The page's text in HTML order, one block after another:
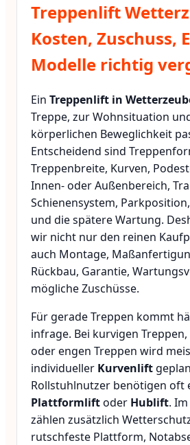
Treppenlift
Kosten, Zuschuss,
Modelle richtig
Ein Treppenlift in
Treppe, zur Wohnsituation
körperlichen Beweglichkeit
Entscheidend sind
Treppenbreite, Kurven,
Innen- oder Außenbereich,
Schienensystem,
und die spätere Wartung.
wir nicht nur den reinen
auch Montage,
Rückbau, Garantie,
mögliche Zuschüsse.
Für gerade Treppen kommt
infrage. Bei kurvigen
oder engen Treppen wird
individueller Kurvenlift
Rollstuhlnutzer benötigen oft
Plattformliftoder Hublift.
zählen zusätzlich
rutschfeste Plattform,